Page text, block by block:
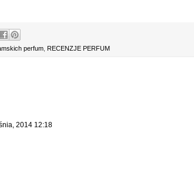
perfum, RECENZJE PERFUM
2014 12:18